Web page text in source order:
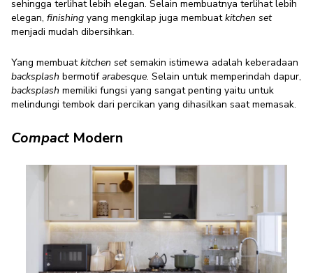
sehingga terlihat lebih elegan. Selain membuatnya terlihat lebih
elegan, finishing yang mengkilap juga membuatkitchen set
menjadi mudah dibersihkan.
Yang membuatkitchen setsemakin istimewa adalah keberadaan
backsplash bermotifarabesque. Selain untuk memperindah dapur,
backsplash memiliki fungsi yang sangat penting yaitu untuk
melindungi tembok dari percikan yang dihasilkan saat memasak.
Compact Modern